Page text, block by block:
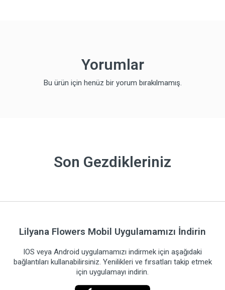
Yorumlar
Bu ürün için henüz bir yorum bırakılmamış.
Son Gezdikleriniz
Lilyana Flowers Mobil Uygulamamızı İndirin
IOS veya Android uygulamamızı indirmek için aşağıdaki
bağlantıları kullanabilirsiniz. Yenilikleri ve fırsatları takip etmek
için uygulamayı indirin.